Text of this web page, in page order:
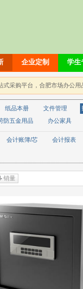
企业定制 学生
式采购平台，合肥市场办
纸品本册 文件管理
防五金用品 办公家具
会计账簿/芯
会计报表
销量